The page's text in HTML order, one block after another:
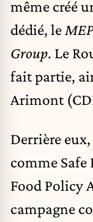
même créé
dédié, le
Group. Le
fait partie,
Arimont
Derrière
comme Safe
Food Policy
campagne